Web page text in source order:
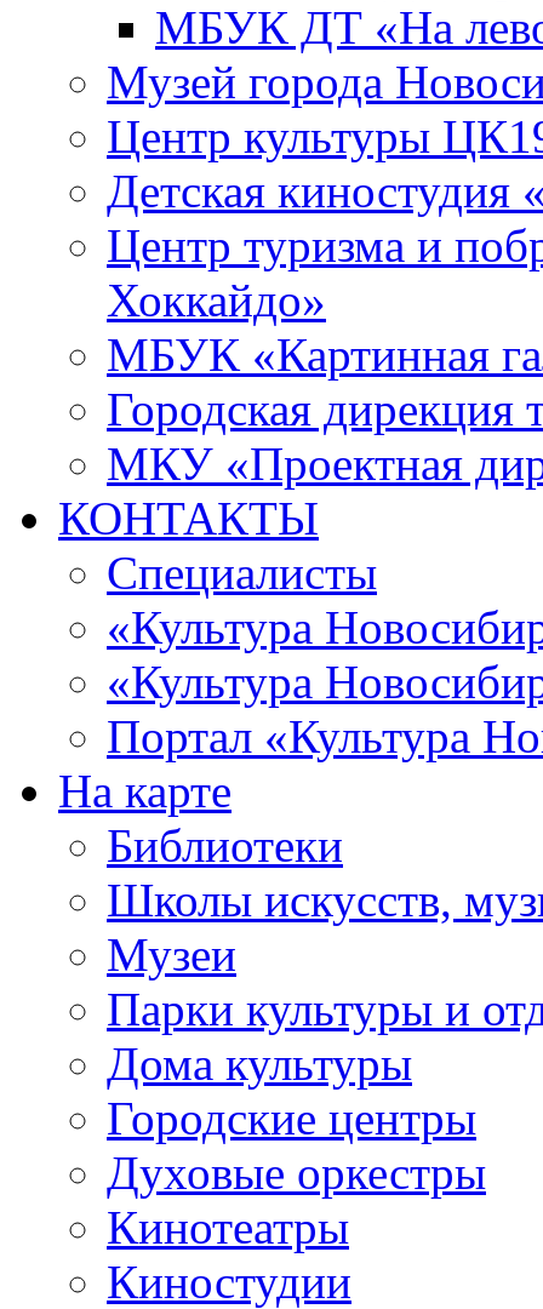
МБУК ДТ «На
Музей города
Центр культуры
Детская киностудия
Центр туризма и
Хоккайдо»
МБУК «Картинная
Городская дирекция
МКУ «Проектная
КОНТАКТЫ
Специалисты
«Культура
«Культура
Портал «Культура
На карте
Библиотеки
Школы искусств,
Музеи
Парки культуры и
Дома культуры
Городские центры
Духовые оркестры
Кинотеатры
Киностудии